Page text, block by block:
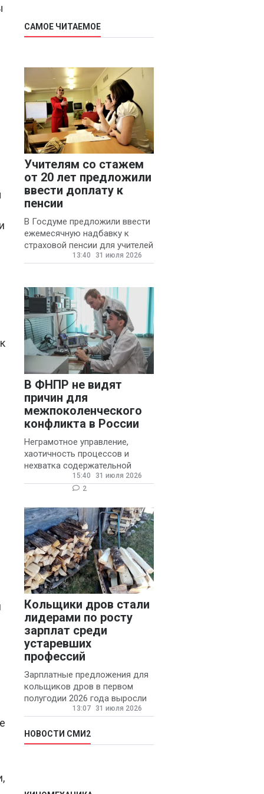
САМОЕ ЧИТАЕМОЕ
Учителям со стажем
от 20 лет предложили
ввести доплату к
пенсии
В Госдуме предложили ввести
ежемесячную надбавку к
страховой пенсии для учителей
государственных и
13:40 31 июля 2026
В ФНПР не видят
причин для
межпоколенческого
конфликта в России
Неграмотное управление,
хаотичность процессов и
нехватка содержательной
обратной связи от
руководителя являются
конфликтов и раздражения в
15:40
31 июля 2026
2
Кольщики дров стали
лидерами по росту
зарплат среди
устаревших
профессий
Зарплатные предложения для
кольщиков дров в первом
полугодии 2026 года выросли
на 58% - 62 тысяч рублей в
«Прайм».
13:07 31 июля 2026
НОВОСТИ СМИ2